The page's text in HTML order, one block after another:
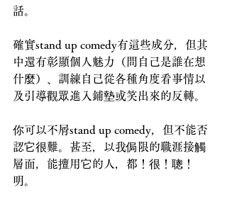
話。
確實stand up comedy有這些成分，但其
中還有彰顯個人魅力（問自己是誰在想
什麼）、訓練自己從各種角度看事情以
及引導觀眾進入鋪墊或笑出來的反轉。
你可以不屑stand up comedy，但不能否
認它很難。甚至，以我侷限的職涯接觸
層面，能擅用它的人，都！很！聰！
明。